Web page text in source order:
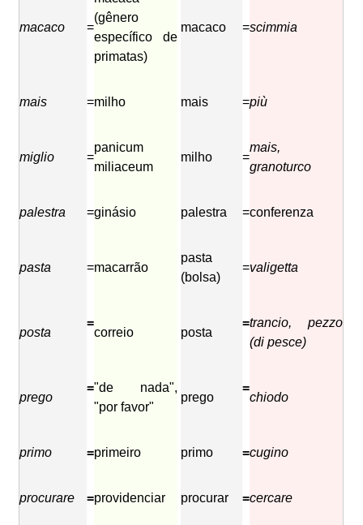
macaco =
(gênero
específico de
primatas)
macaco =scimmia
mais =milho mais =più
miglio =
panicum
miliaceum
milho =
mais,
granoturco
palestra =ginásio palestra =conferenza
pasta =macarrão
pasta
(bolsa)
=valigetta
posta
=
correio posta
=trancio, pezzo
(di pesce)
prego
="de nada",
"por favor"
prego
=
chiodo
primo =primeiro primo =cugino
procurare =providenciar procurar =cercare